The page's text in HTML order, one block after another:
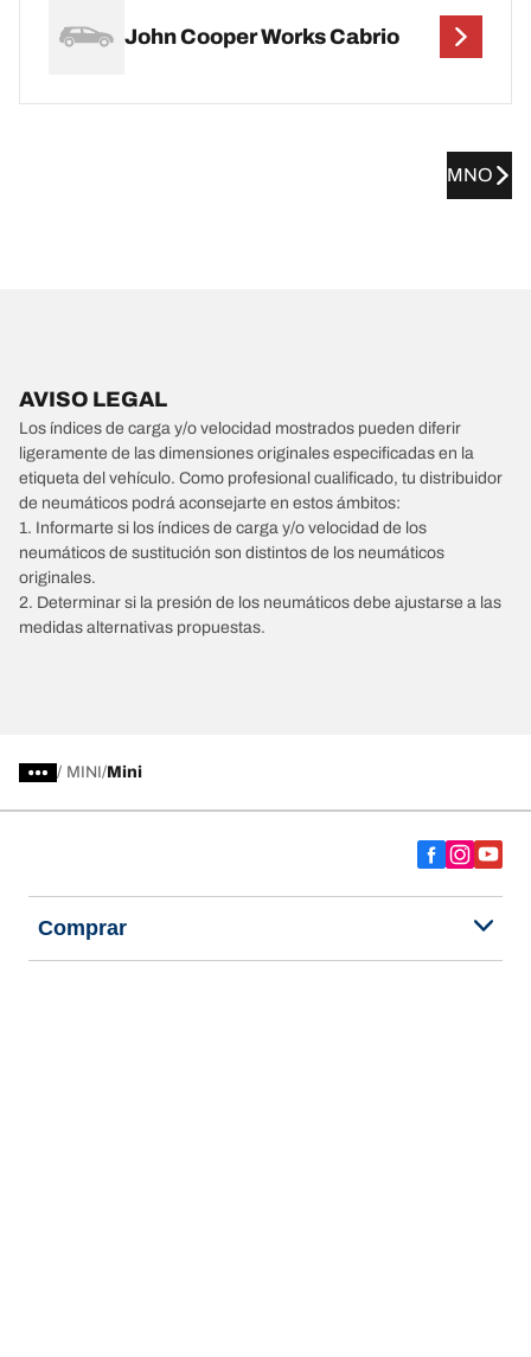
John Cooper Works Cabrio
MNO
AVISO LEGAL
Los índices de carga y/o velocidad mostrados pueden diferir
ligeramente de las dimensiones originales especificadas en la
etiqueta del vehículo. Como profesional cualificado, tu distribuidor
de neumáticos podrá aconsejarte en estos ámbitos:
1. Informarte si los índices de carga y/o velocidad de los
neumáticos de sustitución son distintos de los neumáticos
originales.
2. Determinar si la presión de los neumáticos debe ajustarse a las
medidas alternativas propuestas.
/ MINI Mini
Comprar